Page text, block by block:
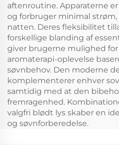
aftenroutine. Apparaterne
og forbruger minimal
natten. Deres fleksibilitet
forskellige blanding af
giver brugerne mulighed for
aromaterapi-oplevelse
søvnbehov. Den moderne
komplementerer enhver
samtidig med at den
fremragenhed.
valgfri blødt lys skaber en
og søvnforberedelse.